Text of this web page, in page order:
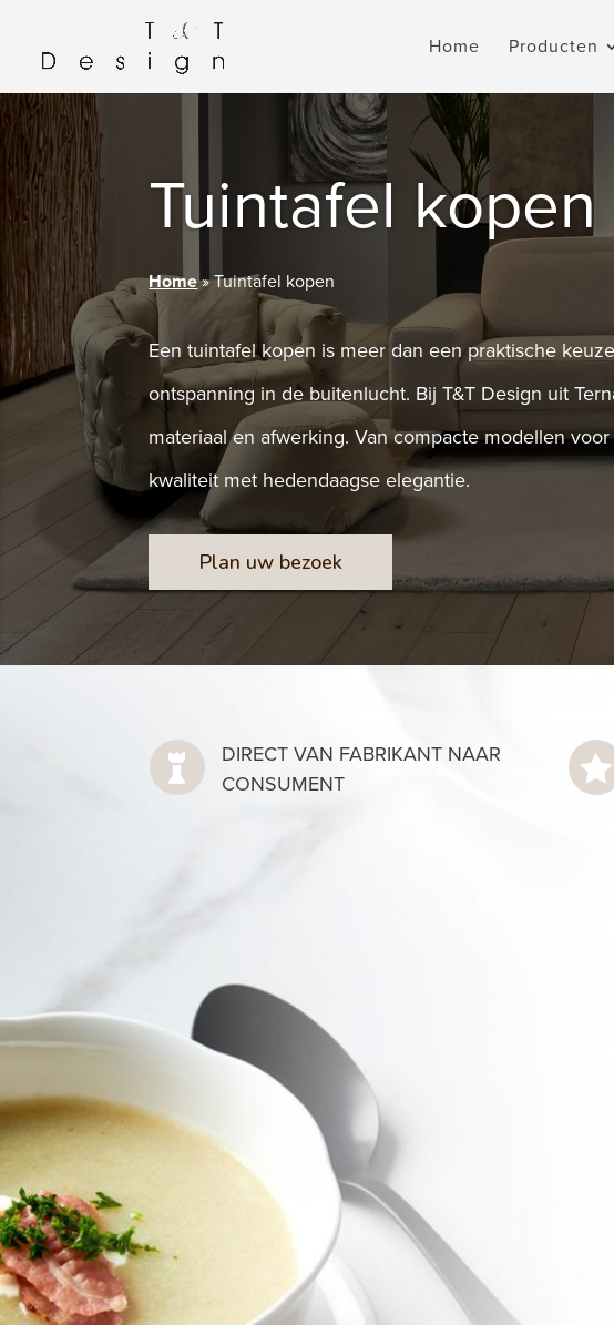
Home Producten
Tuintafel kopen
Home»Tuintafel kopen
Een tuintafel kopen is meer dan een praktische
ontspanning in de buitenlucht. Bij T&T Design uit
materiaal en afwerking. Van compacte modellen
kwaliteit met hedendaagse elegantie.
Plan uw bezoek

DIRECT VAN FABRIKANT NAAR
CONSUMENT
